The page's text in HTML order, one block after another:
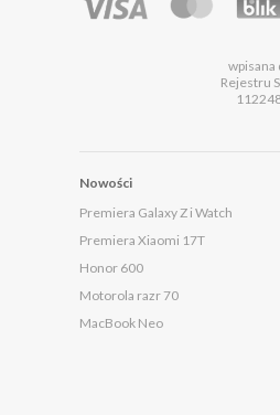
wpisana
Rejestru
Nowości
Premiera Galaxy Z i Watch
Premiera Xiaomi 17T
Honor 600
Motorola razr 70
MacBook Neo